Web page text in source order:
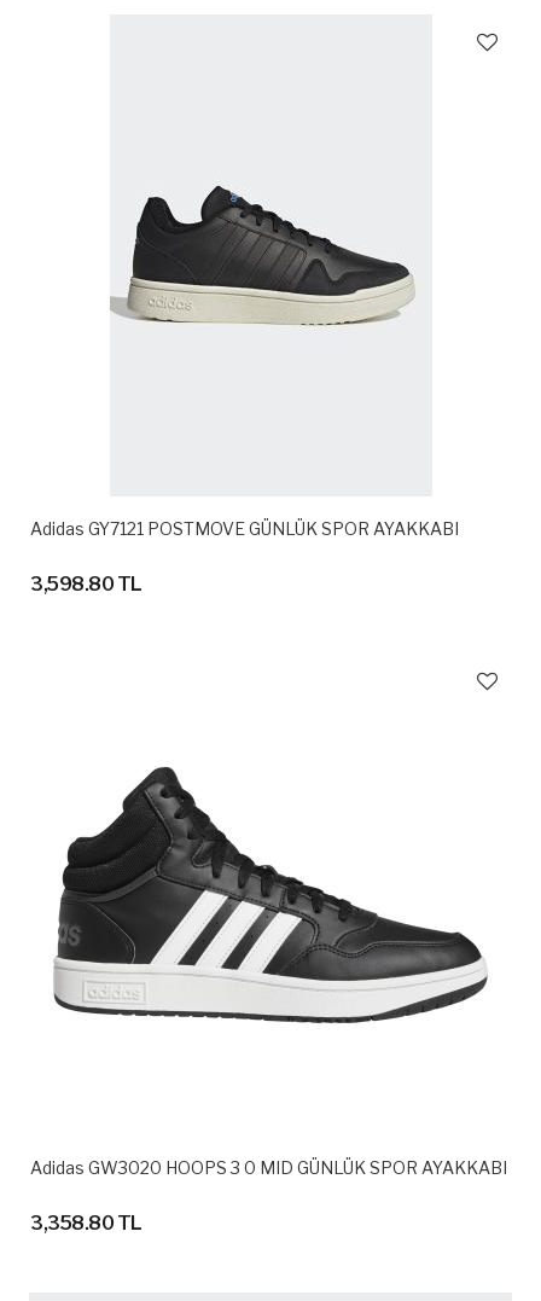
Adidas GY7121 POSTMOVE GÜNLÜK SPOR AYAKKABI
3,598.80 TL
Adidas GW3020 HOOPS 3 0 MID GÜNLÜK SPOR AYAKKABI
3,358.80 TL